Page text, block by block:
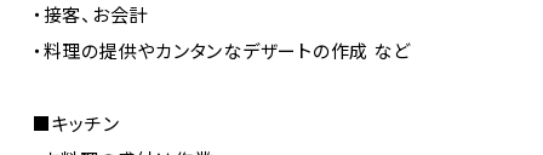
・接客、お会計
・料理の提供やカンタンなデザートの作成 など
■キッチン